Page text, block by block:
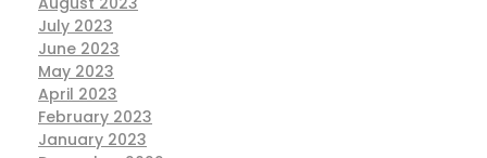
July 2023
June 2023
May 2023
April 2023
February 2023
January 2023